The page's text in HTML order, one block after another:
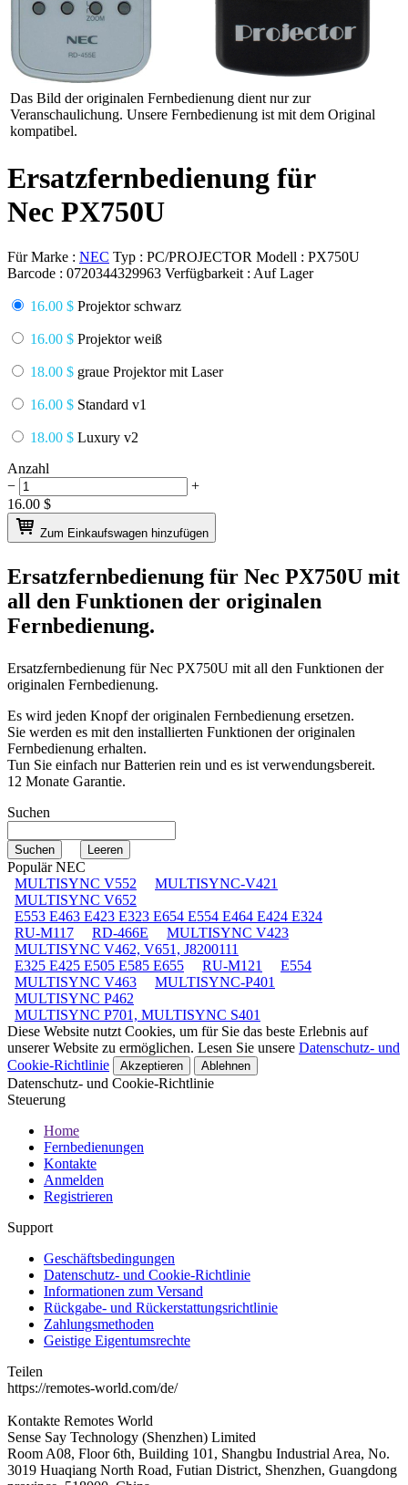
Das Bild der originalen Fernbedienung dient nur zur
Veranschaulichung. Unsere Fernbedienung ist mit dem Original
kompatibel.
Ersatzfernbedienung für
Nec PX750U
Für Marke : NEC Typ : PC/PROJECTOR Modell : PX750U
Barcode : 0720344329963 Verfügbarkeit : Auf Lager
16.00 $ Projektor schwarz
16.00 $ Projektor weiß
18.00 $ graue Projektor mit Laser
16.00 $ Standard v1
18.00 $ Luxury v2
Anzahl
−
+
16.00 $
Zum Einkaufswagen hinzufügen
Ersatzfernbedienung für Nec PX750U mit
all den Funktionen der originalen
Fernbedienung.
Ersatzfernbedienung fürNec PX750U mit all den Funktionen der
originalen Fernbedienung.
Es wird jeden Knopf der originalen Fernbedienung ersetzen.
Sie werden es mit den installierten Funktionen der originalen
Fernbedienung erhalten.
Tun Sie einfach nur Batterien rein und es ist verwendungsbereit.
12 Monate Garantie.
Suchen
Populär NEC
MULTISYNC V552
MULTISYNC-V421
MULTISYNC V652
E553 E463 E423 E323 E654 E554 E464 E424 E324
RU-M117
RD-466E
MULTISYNC V423
MULTISYNC V462, V651, J8200111
E325 E425 E505 E585 E655
RU-M121
E554
MULTISYNC V463
MULTISYNC-P401
MULTISYNC P462
MULTISYNC P701, MULTISYNC S401
Diese Website nutzt Cookies, um für Sie das beste Erlebnis auf
unserer Website zu ermöglichen. Lesen Sie unsere Datenschutz- und
Cookie-Richtlinie
Akzeptieren Ablehnen
Datenschutz- und Cookie-Richtlinie
Steuerung
Home
Fernbedienungen
Kontakte
Anmelden
Registrieren
Support
Geschäftsbedingungen
Datenschutz- und Cookie-Richtlinie
Informationen zum Versand
Rückgabe- und Rückerstattungsrichtlinie
Zahlungsmethoden
Geistige Eigentumsrechte
Teilen
https://remotes-world.com/de/
Kontakte Remotes World
Sense Say Technology (Shenzhen) Limited
Room A08, Floor 6th, Building 101, Shangbu Industrial Area, No.
3019 Huaqiang North Road, Futian District, Shenzhen, Guangdong